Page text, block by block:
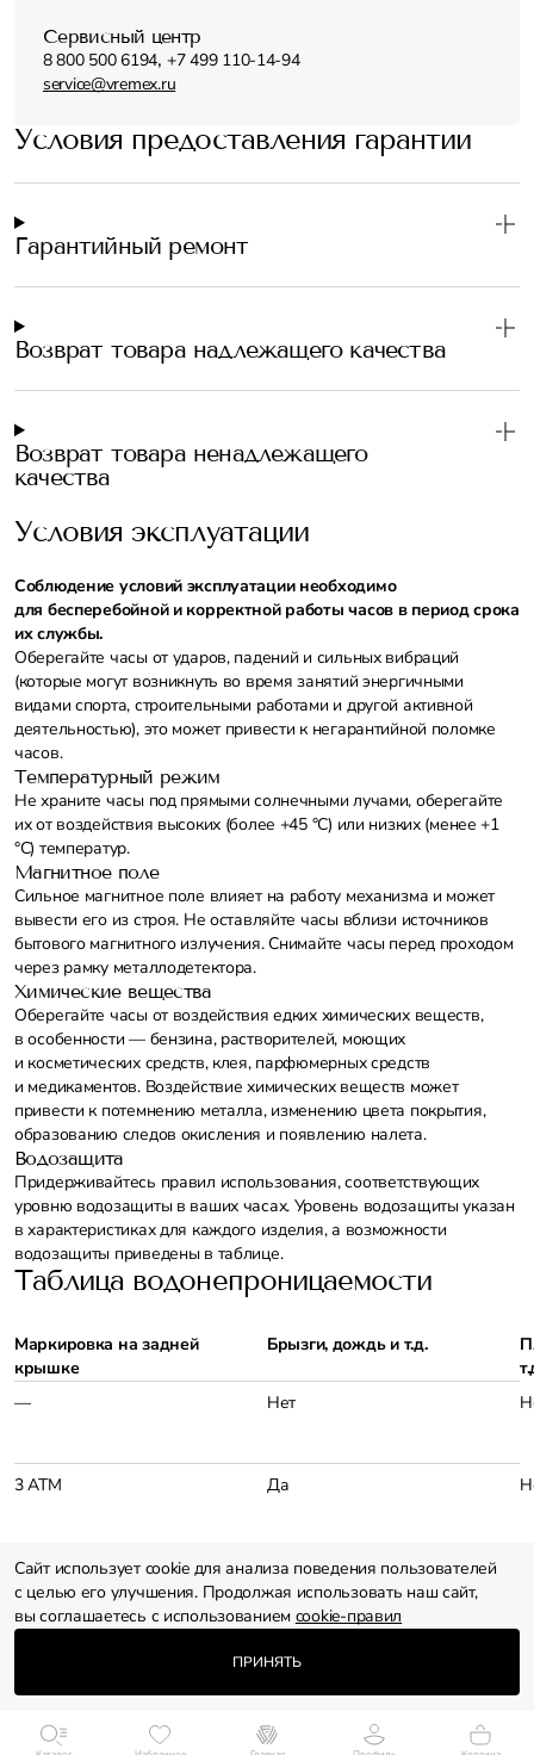
Сервисный центр
8 800 500 6194,+7 499 110-14-94
service@vremex.ru
Условия предоставления гарантии
Гарантийный ремонт
Возврат товара надлежащего качества
Возврат товара ненадлежащего
качества
Условия эксплуатации
Соблюдение условий эксплуатации необходимо
для бесперебойной и корректной работы часов в период срока
их службы.
Оберегайте часы от ударов, падений и сильных вибраций
(которые могут возникнуть во время занятий энергичными
видами спорта, строительными работами и другой активной
деятельностью), это может привести к негарантийной поломке
часов.
Температурный режим
Не храните часы под прямыми солнечными лучами, оберегайте
их от воздействия высоких (более +45 °С) или низких (менее +1
°С) температур.
Магнитное поле
Сильное магнитное поле влияет на работу механизма и может
вывести его из строя. Не оставляйте часы вблизи источников
бытового магнитного излучения. Снимайте часы перед проходом
через рамку металлодетектора.
Химические вещества
Оберегайте часы от воздействия едких химических веществ,
в особенности — бензина, растворителей, моющих
и косметических средств, клея, парфюмерных средств
и медикаментов. Воздействие химических веществ может
привести к потемнению металла, изменению цвета покрытия,
образованию следов окисления и появлению налета.
Водозащита
Придерживайтесь правил использования, соответствующих
уровню водозащиты в ваших часах. Уровень водозащиты указан
в характеристиках для каждого изделия, а возможности
водозащиты приведены в таблице.
Таблица водонепроницаемости
Маркировка на задней
крышке
Брызги, дождь и т.д.
—
Нет
3 АТМ Да
5 АТМ Да
Да
Сайт использует cookie для анализа поведения пользователей
с целью его улучшения. Продолжая использовать наш сайт,
вы соглашаетесь с использованием cookie-правил
ПРИНЯТЬ